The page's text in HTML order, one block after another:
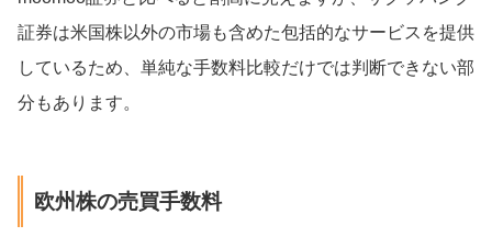
証券は米国株以外の市場も含めた包括的なサービスを提供
しているため、単純な手数料比較だけでは判断できない部
分もあります。
欧州株の売買手数料